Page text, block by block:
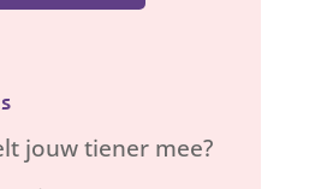
jouw tiener mee?